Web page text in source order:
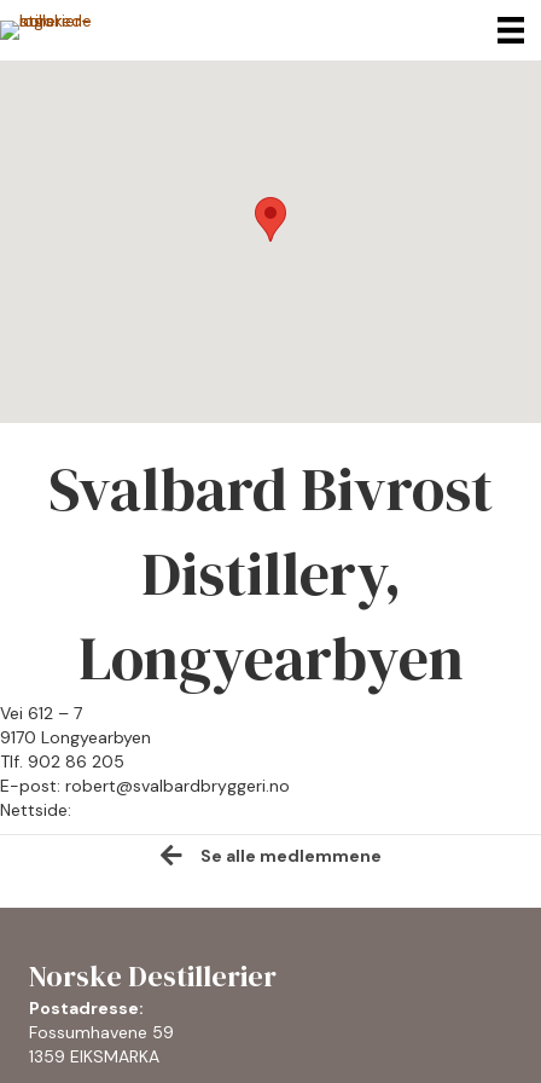
Svalbard Bivrost
Distillery,
Longyearbyen
Vei 612 – 7
9170 Longyearbyen
Tlf. 902 86 205
E-post: robert@svalbardbryggeri.no
Nettside:
Se alle medlemmene
Norske Destillerier
Postadresse:
Fossumhavene 59
1359 EIKSMARKA